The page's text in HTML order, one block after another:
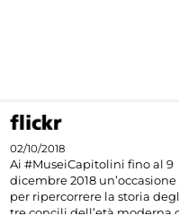
02/10/2018
Ai #MuseiCapitolini fino al 9
dicembre 2018
per ripercorrere la storia
tre concili dell’età moderna